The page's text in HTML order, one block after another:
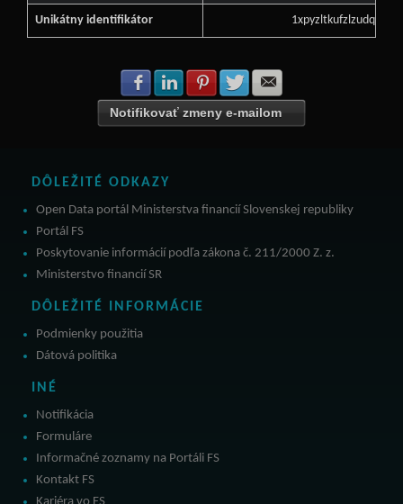
Unikátny identifikátor 1xpyzltkufzlzudqi627
Zdielať na Facebook
Zdielať na LinkedIn
Zdielať na Pinterest
Zdielať na Twitter
Notifikovať zmeny e-mailom
DÔLEŽITÉ ODKAZY
Open Data portál Ministerstva financií Slovenskej republiky
Portál FS
Poskytovanie informácií podľa zákona č. 211/2000 Z. z.
Ministerstvo financií SR
DÔLEŽITÉ INFORMÁCIE
Podmienky použitia
Dátová politika
INÉ
Notifikácia
Formuláre
Informačné zoznamy na Portáli FS
Kontakt FS